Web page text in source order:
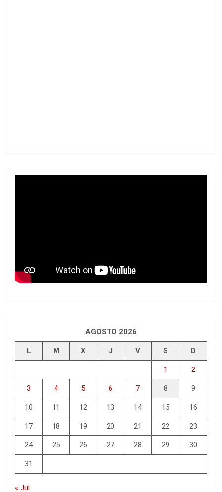
AGOSTO 2026
L M X J V S D
1 2
3 4 5 6 7 8 9
10 11 12 13 14 15 16
17 18 19 20 21 22 23
24 25 26 27 28 29 30
31
« Jul